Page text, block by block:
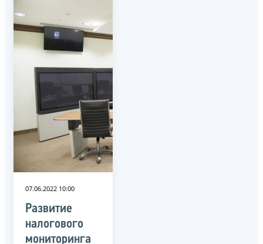
07.06.2022 10:00
Развитие
налогового
мониторинга